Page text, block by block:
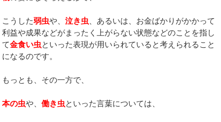
こうした弱虫や、泣き虫 、あるいは、お金ばかりがかかって
利益や成果などがまったく上がらない状態などのことを指し
て金食い虫といった表現が用いられていると考えられること
になるのです。
もっとも、その一方で、
本の虫や、働き虫といった言葉については、